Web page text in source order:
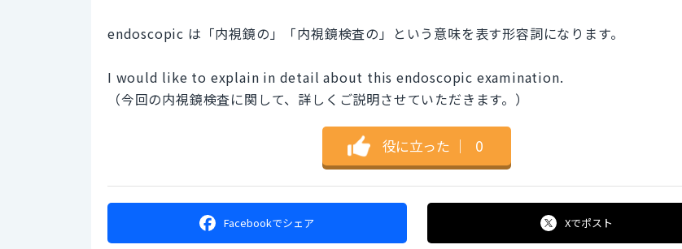
endoscopic は「内視鏡の」「内視鏡検査の」という意味を表す形容詞になります。
I would like to explain in detail about this endoscopic examination.
（今回の内視鏡検査に関して、詳しくご説明させていただきます。）
役に立った ｜ 0
Facebookでシェア Xでポスト